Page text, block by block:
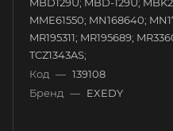
MME61550; MN168640;
MR195311; MR195689;
TCZ1343AS;
Код — 139108
Бренд — EXEDY